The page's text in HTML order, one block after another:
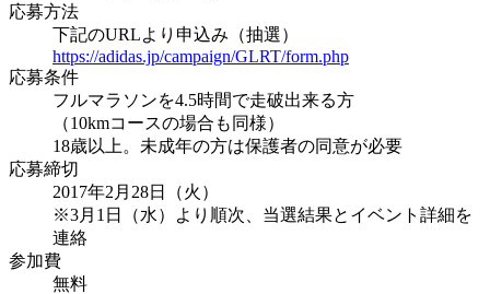
応募方法
下記のURLより申込み（抽選）
https://adidas.jp/campaign/GLRT/form.php
応募条件
フルマラソンを4.5時間で走破出来る方
（10kmコースの場合も同様）
18歳以上。未成年の方は保護者の同意が必要
応募締切
2017年2月28日（火）
※3月1日（水）より順次、当選結果とイベント詳細を
連絡
参加費
無料